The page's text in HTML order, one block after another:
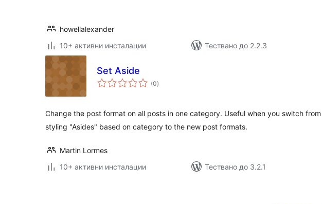
howellalexander
10+ активни инсталации
Тествано до 2.2.3
Set Aside
(0общо
оценки
)
Change the post format on all posts in one category. Useful when you switch from
styling "Asides" based on category to the new post formats.
Martin Lormes
10+ активни инсталации
Тествано до 3.2.1